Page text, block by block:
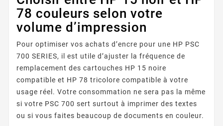
78 couleurs selon votre
volume d’impression
Pour optimiser vos achats d’encre pour une HP PSC
700 SERIES, il est utile d’ajuster la fréquence de
remplacement des cartouches HP 15 noire
compatible et HP 78 tricolore compatible à votre
usage réel. Votre consommation ne sera pas la même
si votre PSC 700 sert surtout à imprimer des textes
ou si vous faites beaucoup de documents en couleur.